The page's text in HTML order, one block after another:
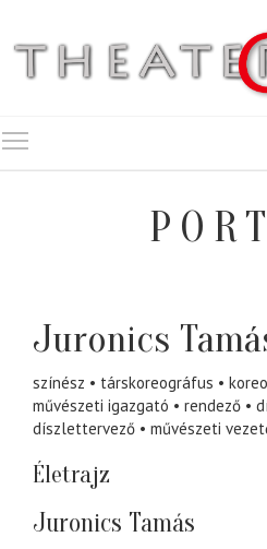
Juronics
színész társkoreográfus
művészeti igazgató
rendező
díszlettervező
művészeti
Életrajz
Juronics Tamás